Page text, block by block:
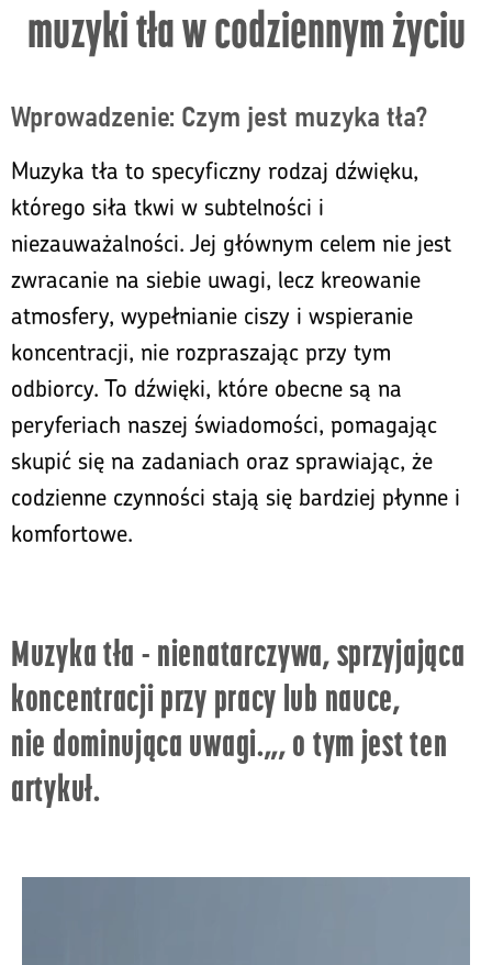
muzyki tła w codziennym życiu
Wprowadzenie: Czym jest muzyka tła?
Muzyka tła to specyficzny rodzaj dźwięku,
którego siła tkwi w subtelności i
niezauważalności. Jej głównym celem nie jest
zwracanie na siebie uwagi, lecz kreowanie
atmosfery, wypełnianie ciszy i wspieranie
koncentracji, nie rozpraszając przy tym
odbiorcy. To dźwięki, które obecne są na
peryferiach naszej świadomości, pomagając
skupić się na zadaniach oraz sprawiając, że
codzienne czynności stają się bardziej płynne i
komfortowe.
Muzyka tła - nienatarczywa, sprzyjająca
koncentracji przy pracy lub nauce,
nie dominująca uwagi.,,, o tym jest ten
artykuł.